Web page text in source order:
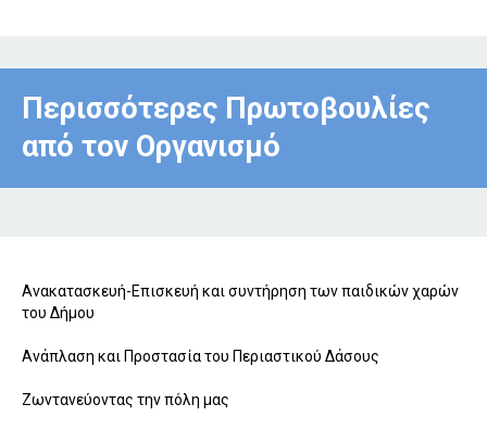
Περισσότερες Πρωτοβουλίες
από τον Οργανισμό
Ανακατασκευή-Επισκευή και συντήρηση των παιδικών χαρών
του Δήμου
Ανάπλαση και Προστασία του Περιαστικού Δάσους
Ζωντανεύοντας την πόλη μας